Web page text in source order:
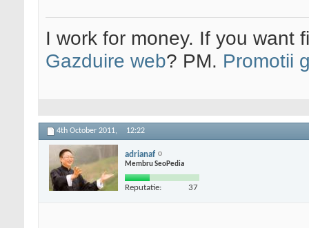
I work for money. If you want
Gazduire web? PM. Promotii
4th October 2011, 12:22
adrianaf
Membru SeoPedia
Reputatie: 37